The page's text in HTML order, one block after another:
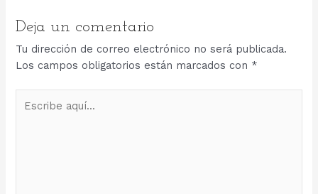
Deja un comentario
Tu dirección de correo electrónico no será publicada.
Los campos obligatorios están marcados con *
aquí...